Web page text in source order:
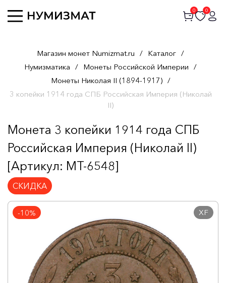
0 0
Магазин монет Numizmat.ru / Каталог /
Нумизматика / Монеты Российской Империи /
Монеты Николая II (1894-1917) /
3 копейки 1914 года СПБ Российская Империя (Николай
II)
Монета 3 копейки 1914 года СПБ
Российская Империя (Николай II)
[Артикул: MT-6548]
СКИДКА
-10% XF